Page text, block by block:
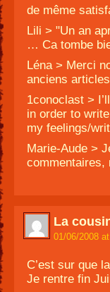
de même
Lili > "Un an
… Ca tombe
Léna > Merci
anciens
1conoclast >
in order to
my feelings/
Marie-Aude >
commentaires,
La
01/06/2008
C’est sur que
Je rentre fin